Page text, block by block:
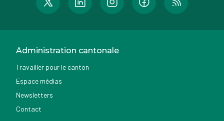
Administration cantonale
Travailler pour le canton
Espace médias
Newsletters
Contact